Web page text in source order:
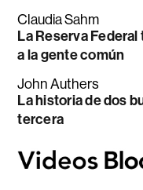
Claudia Sahm
La Reserva
a la gente común
John Authers
La historia de dos
tercera